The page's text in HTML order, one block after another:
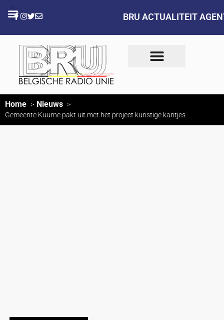
BRU ACTUALITEIT
Home Nieuws
Gemeente Kuurne pakt uit met het project kunstige kantjes